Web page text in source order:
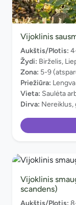
Vijoklinis
Aukštis/Plotis:
Žydi: Birželis,
Zona: 5-9
Priežiūra: Lengva
Vieta: Saulėta
Dirva: Nereiklus,
Vijoklinis
scandens)
Aukštis/Plotis: